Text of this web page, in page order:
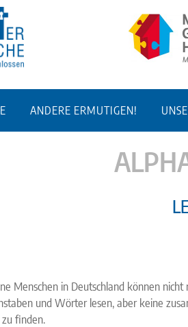
ANDERE ERMUTIGEN!
Menschen in Deutschland können
und Wörter lesen, aber keine
finden.